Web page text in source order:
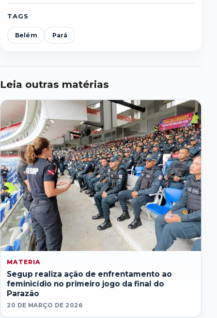
TAGS
Belém Pará
Leia outras matérias
MATERIA
Segup realiza ação de enfrentamento ao
feminicídio no primeiro jogo da final do
Parazão
20 DE MARÇO DE 2026